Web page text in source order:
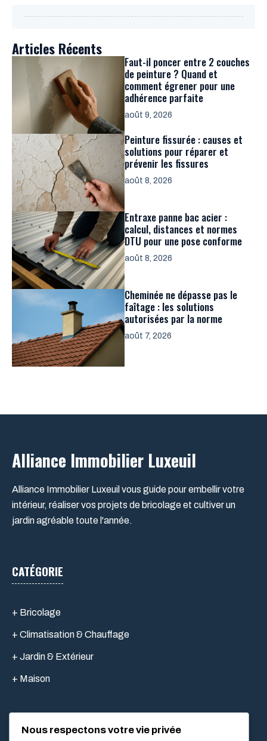
Articles Récents
Faut-il poncer entre 2 couches
de peinture ? Quand et
comment égrener pour une
adhérence parfaite
août 9, 2026
Peinture fissurée : causes et
solutions pour réparer et
prévenir les fissures
août 8, 2026
Entraxe panne bac acier :
calcul, distances et normes
DTU pour une pose conforme
août 8, 2026
Cheminée ne dépasse pas le
faîtage : les solutions
autorisées par la norme
août 7, 2026
Alliance Immobilier Luxeuil
Alliance Immobilier Luxeuil vous guide pour embellir votre
intérieur, réaliser vos projets de bricolage et cultiver un
jardin agréable toute l'année.
CATÉGORIE
+ Bricolage
+ Climatisation & Chauffage
+ Jardin & Extérieur
+ Maison
LIEN UTILES
Nous respectons votre vie privée